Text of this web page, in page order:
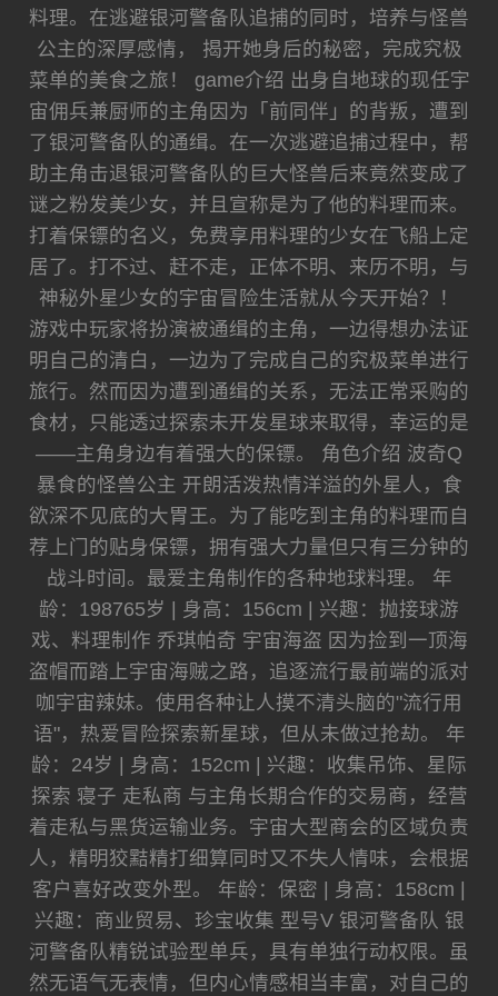
料理。在逃避银河警备队追捕的同时，培养与怪兽
公主的深厚感情， 揭开她身后的秘密，完成究极
菜单的美食之旅！ game介绍 出身自地球的现任宇
宙佣兵兼厨师的主角因为「前同伴」的背叛，遭到
了银河警备队的通缉。在一次逃避追捕过程中，帮
助主角击退银河警备队的巨大怪兽后来竟然变成了
谜之粉发美少女，并且宣称是为了他的料理而来。
打着保镖的名义，免费享用料理的少女在飞船上定
居了。打不过、赶不走，正体不明、来历不明，与
神秘外星少女的宇宙冒险生活就从今天开始？！
游戏中玩家将扮演被通缉的主角，一边得想办法证
明自己的清白，一边为了完成自己的究极菜单进行
旅行。然而因为遭到通缉的关系，无法正常采购的
食材，只能透过探索未开发星球来取得，幸运的是
——主角身边有着强大的保镖。 角色介绍 波奇Q
暴食的怪兽公主 开朗活泼热情洋溢的外星人，食
欲深不见底的大胃王。为了能吃到主角的料理而自
荐上门的贴身保镖，拥有强大力量但只有三分钟的
战斗时间。最爱主角制作的各种地球料理。 年
龄：198765岁 | 身高：156cm | 兴趣：抛接球游
戏、料理制作 乔琪帕奇 宇宙海盗 因为捡到一顶海
盗帽而踏上宇宙海贼之路，追逐流行最前端的派对
咖宇宙辣妹。使用各种让人摸不清头脑的"流行用
语"，热爱冒险探索新星球，但从未做过抢劫。 年
龄：24岁 | 身高：152cm | 兴趣：收集吊饰、星际
探索 寝子 走私商 与主角长期合作的交易商，经营
着走私与黑货运输业务。宇宙大型商会的区域负责
人，精明狡黠精打细算同时又不失人情味，会根据
客户喜好改变外型。 年龄：保密 | 身高：158cm |
兴趣：商业贸易、珍宝收集 型号V 银河警备队 银
河警备队精锐试验型单兵，具有单独行动权限。虽
然无语气无表情，但内心情感相当丰富，对自己的